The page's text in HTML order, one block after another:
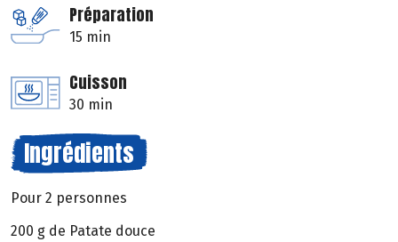
Préparation
15 min
Cuisson
30 min
Ingrédients
Pour 2 personnes
200 g de Patate douce